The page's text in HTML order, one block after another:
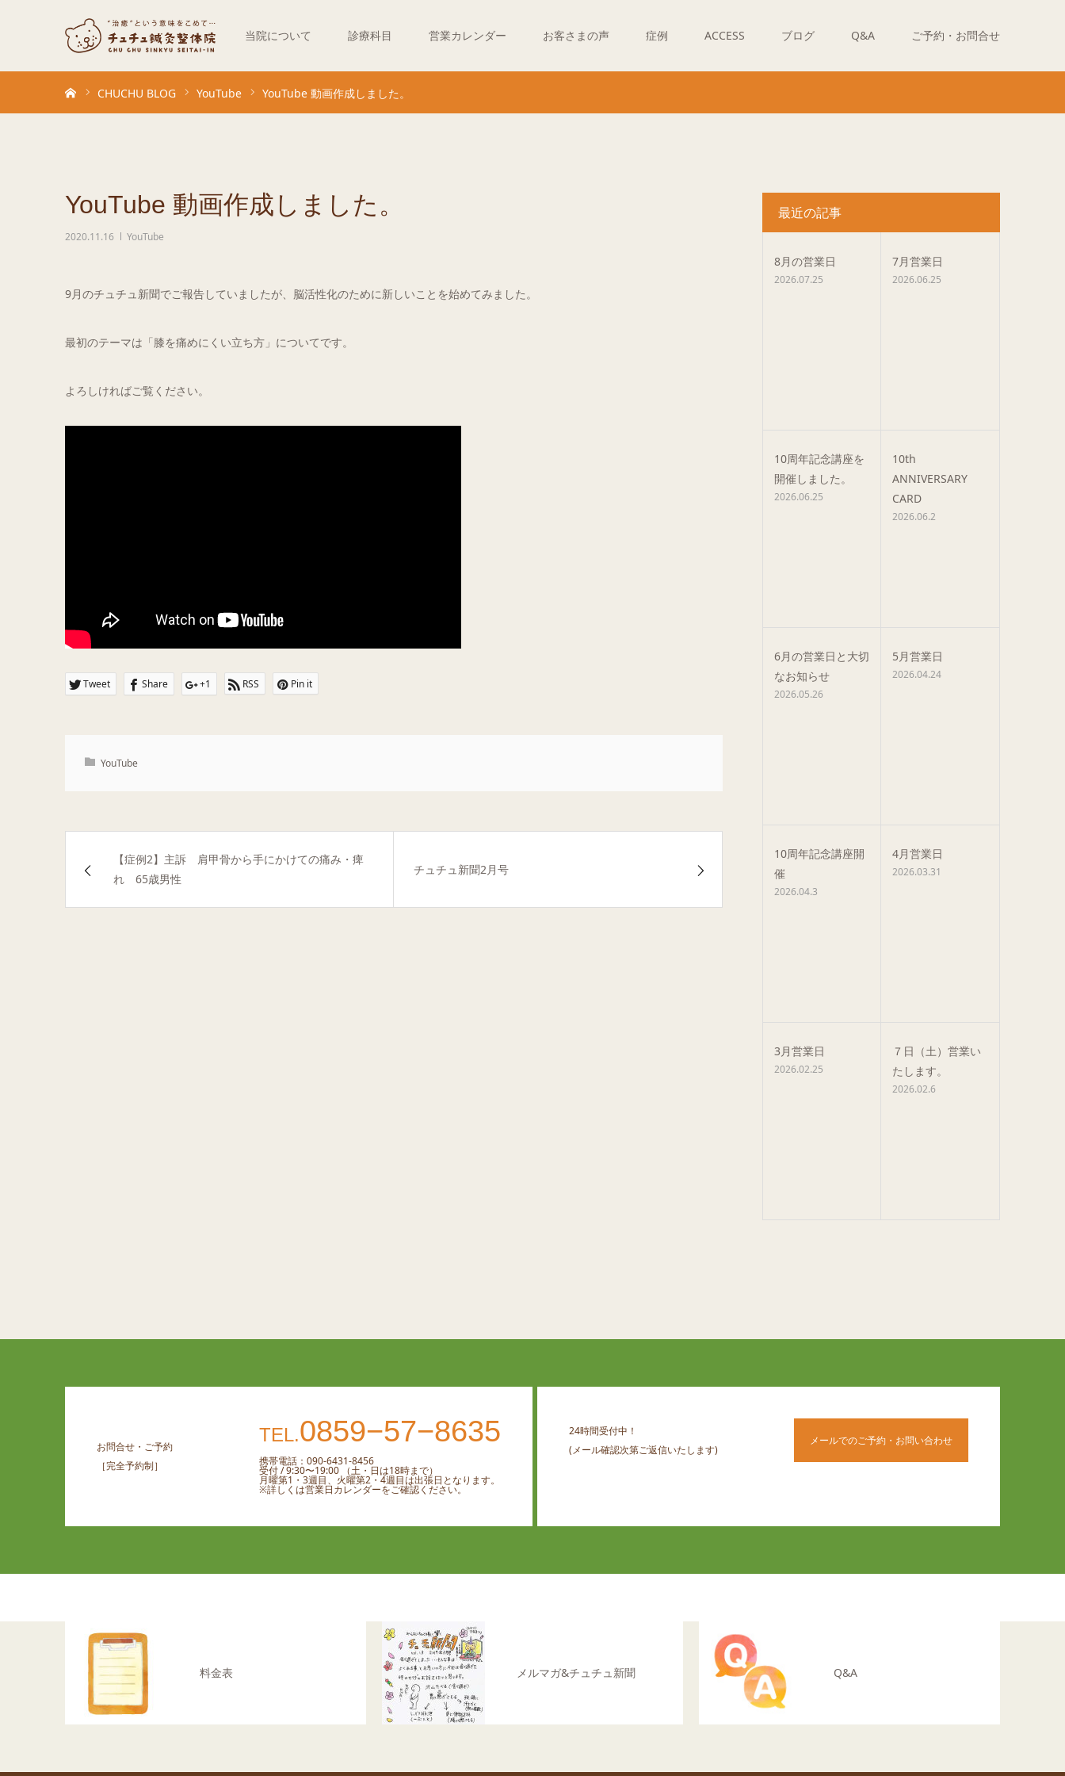
当院について 診療科目 営業カレンダー お客さまの声 症例 ACCESS ブログ Q&A ご予約・お問合せ
CHUCHU BLOG YouTube YouTube 動画作成しました。
YouTube 動画作成しました。
2020.11.16 YouTube
9月のチュチュ新聞でご報告していましたが、脳活性化のために新しいことを始めてみました。
最初のテーマは「膝を痛めにくい立ち方」についてです。
よろしければご覧ください。
Tweet Share +1 RSS Pin it
YouTube
【症例2】主訴 肩甲骨から手にかけての痛み・痺
れ 65歳男性
チュチュ新聞2月号
最近の記事
8月の営業日
2026.07.25
7月営業日
2026.06.25
10周年記念講座を
開催しました。
2026.06.25
10th
ANNIVERSARY
CARD
2026.06.2
6月の営業日と大切
なお知らせ
2026.05.26
5月営業日
2026.04.24
10周年記念講座開
催
2026.04.3
4月営業日
2026.03.31
3月営業日
2026.02.25
７日（土）営業い
たします。
2026.02.6
お問合せ・ご予約
［完全予約制］
TEL.0859−57−8635
携帯電話：090-6431-8456
受付 / 9:30〜19:00 （土・日は18時まで）
月曜第1・3週目、火曜第2・4週目は出張日となります。
※詳しくは営業日カレンダーをご確認ください。
24時間受付中！
(メール確認次第ご返信いたします)
メールでのご予約・お問い合わせ
料金表 メルマガ&チュチュ新聞 Q&A